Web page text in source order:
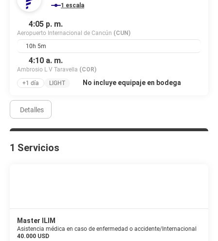
1 escala
4:05 p. m.
Aeropuerto Internacional de Cancún (CUN)
10h 5m
4:10 a. m.
Ambrosio L V Taravella (COR)
+1 día
LIGHT No incluye equipaje en bodega
Detalles
1 Servicios
Master ILIM
Asistencia médica en caso de enfermedad o accidente/Internacional
40.000 USD